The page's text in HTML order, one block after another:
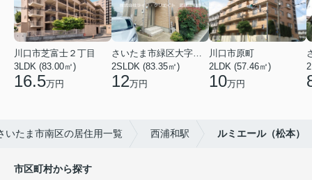
川口市芝富士２丁目
3LDK (83.00㎡)
16.5万円
さいたま市緑区大字三室
2SLDK (83.35㎡)
12万円
川口市原町
2LDK (57.46㎡)
10万円
いたま市南区の居住用一覧 西浦和駅 ルミエール（松本）
市区町村から探す